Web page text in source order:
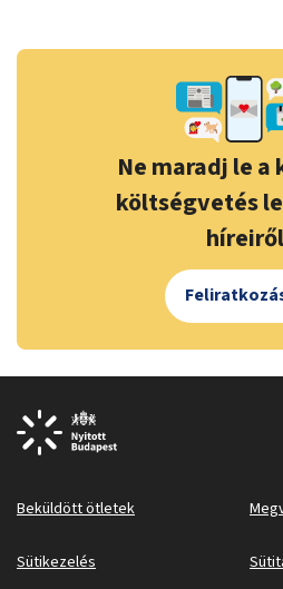
Ne maradj le a
költségvetés
Beküldött ötletek
Sütikezelés